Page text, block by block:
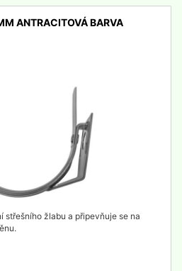
ANTRACITOVÁ BARVA
žlabu a připevňuje se na